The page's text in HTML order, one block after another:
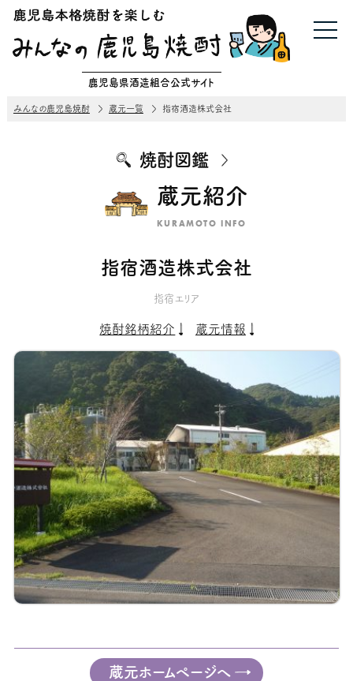
鹿児島県酒造組合公式サイト
みんなの鹿児島焼酎 蔵元一覧 指宿酒造株式会社
焼酎図鑑
蔵元紹介
KURAMOTO INFO
指宿酒造株式会社
指宿エリア
焼酎銘柄紹介 蔵元情報
蔵元ホームページへ